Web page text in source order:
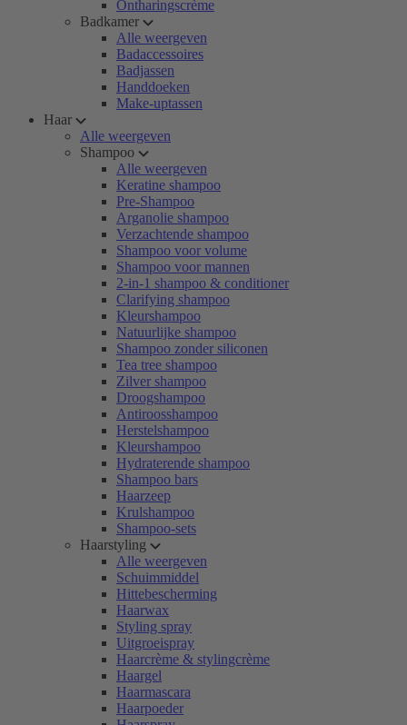
Ontharingscrème
Badkamer
Alle weergeven
Badaccessoires
Badjassen
Handdoeken
Make-uptassen
Haar
Alle weergeven
Shampoo
Alle weergeven
Keratine shampoo
Pre-Shampoo
Arganolie shampoo
Verzachtende shampoo
Shampoo voor volume
Shampoo voor mannen
2-in-1 shampoo & conditioner
Clarifying shampoo
Kleurshampoo
Natuurlijke shampoo
Shampoo zonder siliconen
Tea tree shampoo
Zilver shampoo
Droogshampoo
Antiroosshampoo
Herstelshampoo
Kleurshampoo
Hydraterende shampoo
Shampoo bars
Haarzeep
Krulshampoo
Shampoo-sets
Haarstyling
Alle weergeven
Schuimmiddel
Hittebescherming
Haarwax
Styling spray
Uitgroeispray
Haarcrème & stylingcrème
Haargel
Haarmascara
Haarpoeder